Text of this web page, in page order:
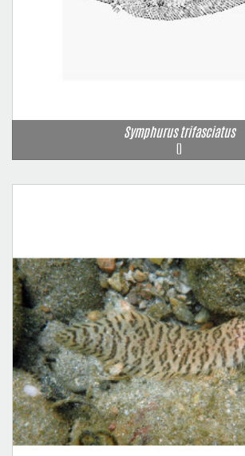
Symphurus trifasciatus
()